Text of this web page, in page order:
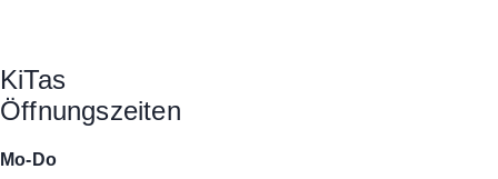
KiTas
Öffnungszeiten
Mo-Do